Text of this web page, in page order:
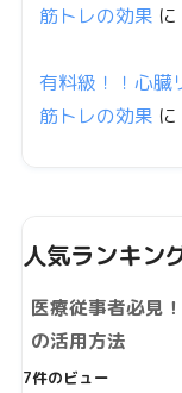
筋トレの効果 に
有料級！！心臓
筋トレの効果 に
人気ランキン
医療従事者必見
の活用方法
7件のビュー